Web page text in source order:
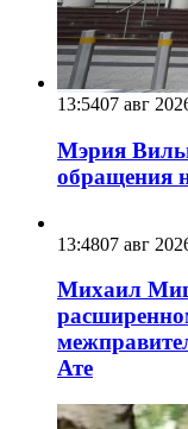
13:5407 авг
Мэрия
обращения
13:4807 авг
Михаил
Ате